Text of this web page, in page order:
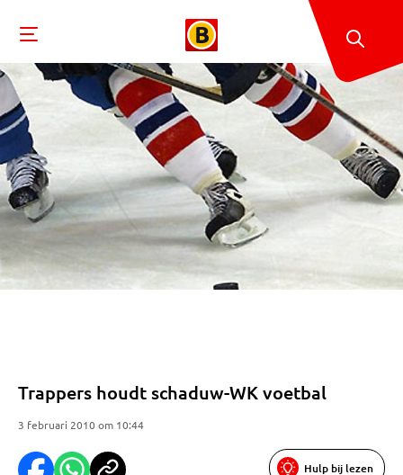
Trappers houdt schaduw-WK voetbal
3 februari 2010 om 10:44
Hulp bij lezen